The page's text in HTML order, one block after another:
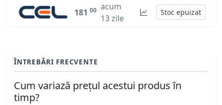
181 00 acum
13 zile
Stoc epuizat
ÎNTREBĂRI FRECVENTE
Cum variază prețul acestui produs în
timp?